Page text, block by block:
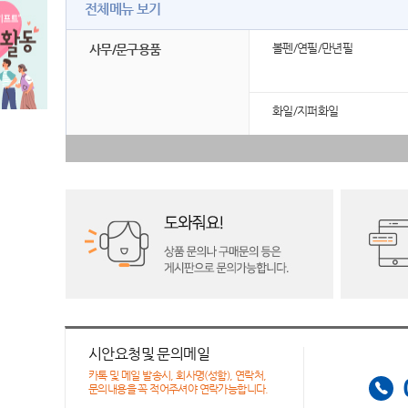
전체메뉴 보기
사무/문구용품 볼펜/연필/만년필
화일/지퍼화일
시안요청및 문의메일
카톡 및 메일 발송시, 회사명(성함), 연락처,
문의내용을 꼭 적어주셔야 연락가능합니다.